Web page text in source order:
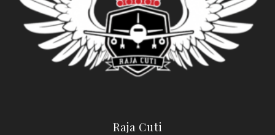
Raja Cuti